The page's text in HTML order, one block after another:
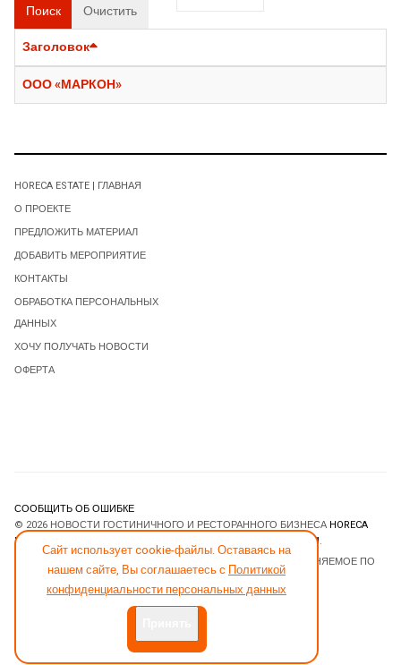
Поиск Очистить
Заголовок
ООО «МАРКОН»
Сайт использует cookie-файлы. Оставаясь на
нашем сайте, Вы соглашаетесь с Политикой
конфиденциальности персональных данных
HORECA ESTATE | ГЛАВНАЯ
О ПРОЕКТЕ
ПРЕДЛОЖИТЬ МАТЕРИАЛ
ДОБАВИТЬ МЕРОПРИЯТИЕ
КОНТАКТЫ
ОБРАБОТКА ПЕРСОНАЛЬНЫХ
ДАННЫХ
ХОЧУ ПОЛУЧАТЬ НОВОСТИ
ОФЕРТА
СООБЩИТЬ ОБ ОШИБКЕ
© 2026 НОВОСТИ ГОСТИНИЧНОГО И РЕСТОРАННОГО БИЗНЕСА HORECA
ESTATE
JOOMLART.COM.
- ПРОГРАММНОЕ ОБЕСПЕЧЕНИЕ, РАСПРОСТРАНЯЕМОЕ ПО
ЛИЦЕНЗИИGNU GENERAL PUBLIC LICENSE